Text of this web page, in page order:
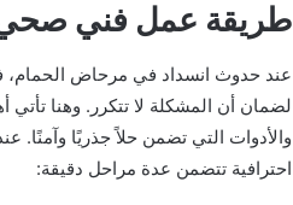
طريقة عمل فني
عند حدوث انسداد في مرحاض الحمام،
لضمان أن المشكلة لا تتكرر. وهنا
احترافية تتضمن عدة مراحل دقيقة: